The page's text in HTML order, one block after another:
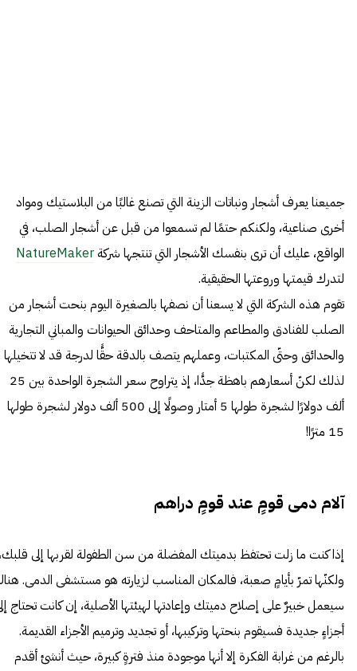
جميعنا يعرف أشجار ونباتات الزينة التي تصنع غالبًا من البلاستيك ومواد
أخرى صناعية، ولكنكم حتمًا لم تسمعوا من قبل عن أشجار الصلب، في
الواقع، عليك أن ترى بنفسك الأشجار التي تنتجها شركة NatureMaker
لتدرك قيمتها وروعتها الحقيقية.
تقوم هذه الشركة التي لا يسعنا أن نصفها بالصغيرة اليوم بنحت أشجار من
الصلب للفنادق والمطاعم والمتاحف وحدائق الحيوانات والمباني التجارية
والحدائق وحتّى المكتبات، وعملهم يتصف بالدقة حقًّا لدرجة قد لا تتخيلها
لذلك لكنّ أسعارهم باهظة جدًّا، إذ يتراوح سعر الشجرة الواحدة بين 25
ألف دولارًا لشجرة طولها 5 أمتار وصولًا إلى 500 ألف دولار لشجرة طولها
15 مترًا!
آلام دمى قومٍ عند قومٍ دراهم
إذا كنت ما زلت تحتفظ بدميتك المفضلة من سن الطفولة لقربها إلى
ولكنّها تمرّ بأيامٍ صعبة، فالمكان المناسب لزيارته هو مستشفى الدمى.
سيعمل خبيرٌ على إصلاح دميتك وإعادتها لهيئتها الأصلية، إن كانت تحتاج
أجزاءٍ جديدة فسيقوم بنحتها وتركيبها، أو تجديد وترميم الأجزاء القديمة.
بالرغم من غرابة الفكرة إلا أنها موجودة منذ فترةٍ كبيرة، حيث أنشئ أقدم